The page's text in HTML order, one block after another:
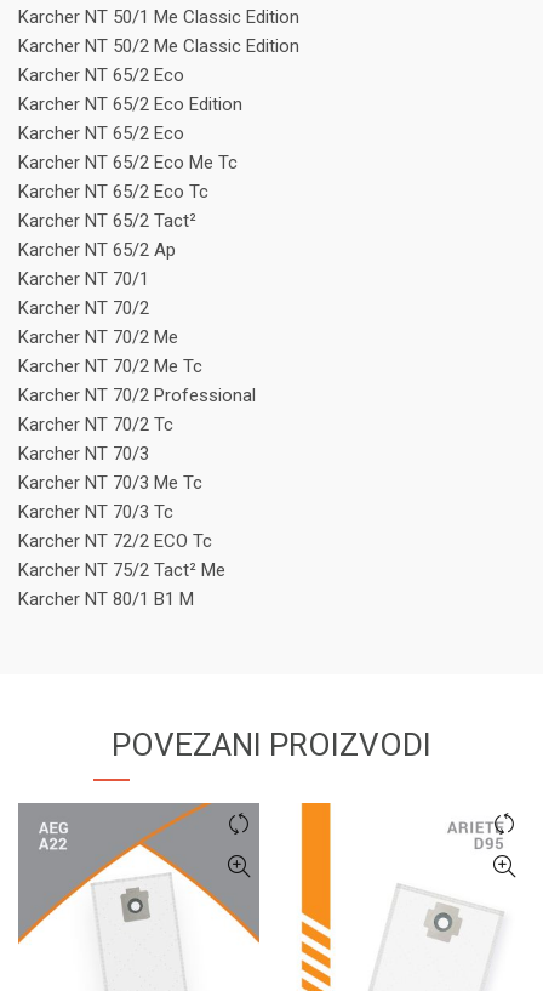
Karcher NT 50/1 Me Classic Edition
Karcher NT 50/2 Me Classic Edition
Karcher NT 65/2 Eco
Karcher NT 65/2 Eco Edition
Karcher NT 65/2 Eco
Karcher NT 65/2 Eco Me Tc
Karcher NT 65/2 Eco Tc
Karcher NT 65/2 Tact²
Karcher NT 65/2 Ap
Karcher NT 70/1
Karcher NT 70/2
Karcher NT 70/2 Me
Karcher NT 70/2 Me Tc
Karcher NT 70/2 Professional
Karcher NT 70/2 Tc
Karcher NT 70/3
Karcher NT 70/3 Me Tc
Karcher NT 70/3 Tc
Karcher NT 72/2 ECO Tc
Karcher NT 75/2 Tact² Me
Karcher NT 80/1 B1 M
POVEZANI PROIZVODI